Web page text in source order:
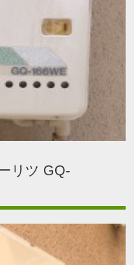
リツ GQ-